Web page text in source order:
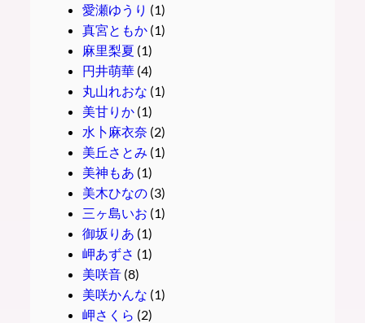
愛瀬ゆうり (1)
真宮ともか(1)
麻里梨夏 (1)
円井萌華(4)
丸山れおな (1)
美甘りか(1)
水卜麻衣奈 (2)
美丘さとみ (1)
美神もあ (1)
美木ひなの(3)
三ヶ島いお (1)
御坂りあ (1)
岬あずさ (1)
美咲音(8)
美咲かんな (1)
岬さくら (2)